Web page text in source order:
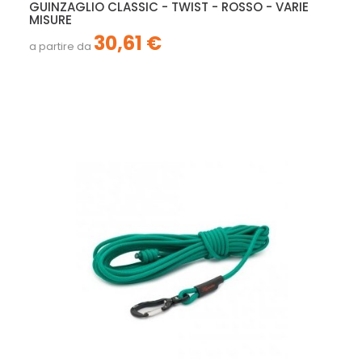
GUINZAGLIO CLASSIC - TWIST - ROSSO - VARIE
MISURE
a partire da 30,61 €